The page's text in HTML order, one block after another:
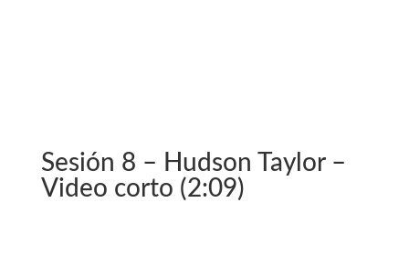
Sesión 8 – Hudson Taylor –
Video corto (2:09)